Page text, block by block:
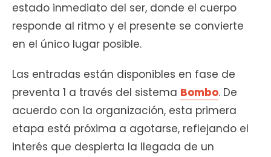
estado inmediato del ser, donde el cuerpo
responde al ritmo y el presente se convierte
en el único lugar posible.
Las entradas están disponibles en fase de
preventa 1 a través del sistema Bombo. De
acuerdo con la organización, esta primera
etapa está próxima a agotarse, reflejando el
interés que despierta la llegada de un